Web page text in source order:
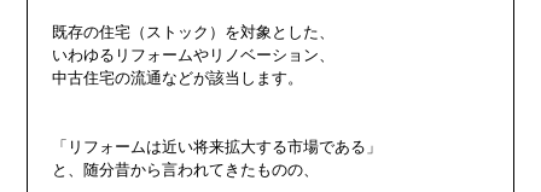
既存の住宅（ストック）を対象とした、
いわゆるリフォームやリノベーション、
中古住宅の流通などが該当します。
「リフォームは近い将来拡大する市場である」
と、随分昔から言われてきたものの、